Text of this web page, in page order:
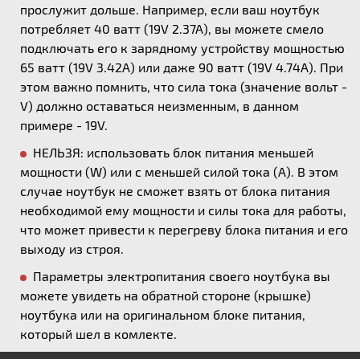
прослужит дольше. Например, если ваш ноутбук
потребляет 40 ватт (19V 2.37A), вы можете смело
подключать его к зарядному устройству мощностью
65 ватт (19V 3.42A) или даже 90 ватт (19V 4.74A). При
этом важно помнить, что сила тока (значение вольт -
V) должно оставаться неизменным, в данном
примере - 19V.
НЕЛЬЗЯ: использовать блок питания меньшей
мощности (W) или с меньшей силой тока (А). В этом
случае ноутбук не сможет взять от блока питания
необходимой ему мощности и силы тока для работы,
что может привести к перегреву блока питания и его
выходу из строя.
Параметры электропитания своего ноутбука вы
можете увидеть на обратной стороне (крышке)
ноутбука или на оригинальном блоке питания,
который шел в комлекте.